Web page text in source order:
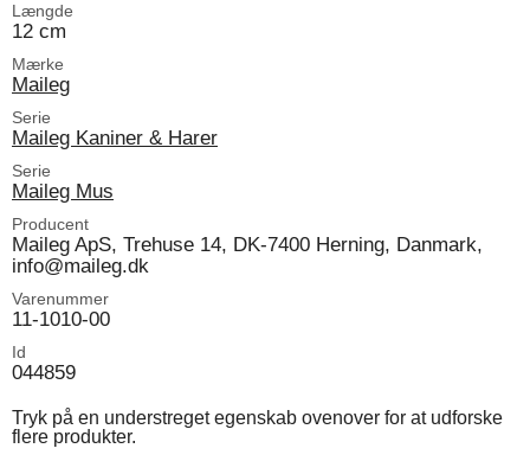
Længde
12 cm
Mærke
Maileg
Serie
Maileg Kaniner & Harer
Serie
Maileg Mus
Producent
Maileg ApS, Trehuse 14, DK-7400 Herning, Danmark,
info@maileg.dk
Varenummer
11-1010-00
Id
044859
Tryk på en understreget egenskab ovenover for at udforske
flere produkter.